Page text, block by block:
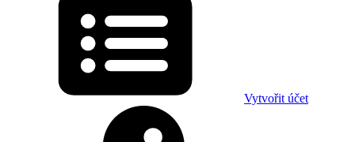
Vytvořit účet